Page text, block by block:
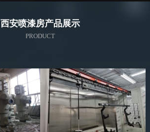
西安喷漆房产品展示
PRODUCT